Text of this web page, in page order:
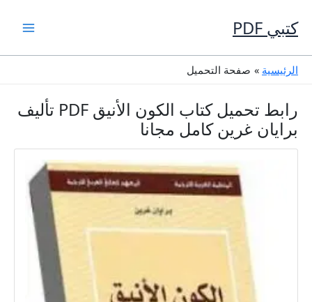
إلى
المحتوى
كتبي PDF
الرئيسية صفحة التحميل
رابط تحميل كتاب الكون الأنيق PDF تأليف
برايان غرين كامل مجانا